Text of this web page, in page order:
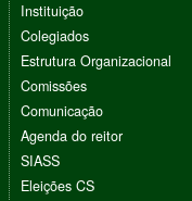
Instituição
Colegiados
Estrutura Organizacional
Comissões
Comunicação
Agenda do reitor
SIASS
Eleições CS